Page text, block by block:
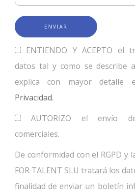
ENTIENDO Y ACEPTO el
datos tal y como se describe
explica con mayor detalle
Privacidad.
AUTORIZO el envío de
comerciales.
De conformidad con el RGPD y
FOR TALENT SLU tratará los
finalidad de enviar un boletín